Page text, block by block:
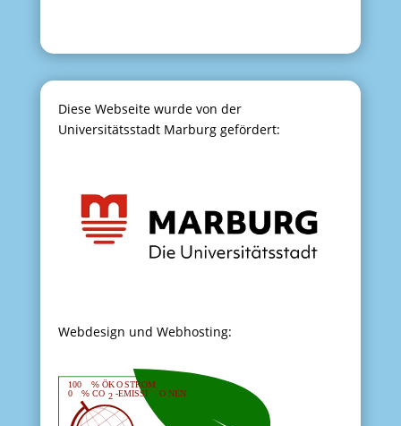
Diese Webseite wurde von der
Universitätsstadt Marburg gefördert:
Webdesign und Webhosting: